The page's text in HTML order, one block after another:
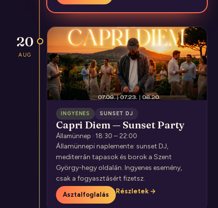
20
AUG
INGYENES SUNSET DJ
Capri Diem — Sunset Party
Államünnep · 18:30 – 22:00
Államünnepi naplemente: sunset DJ,
mediterrán tapasok és borok a Szent
György-hegy oldalán. Ingyenes esemény,
csak a fogyasztásért fizetsz.
Asztalfoglalás Részletek →